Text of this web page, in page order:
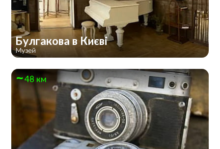
Булгакова в Києві
Музей
48 км